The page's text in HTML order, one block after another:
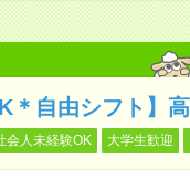
＊自由シフト】
会人未経験OK 大学生歓迎